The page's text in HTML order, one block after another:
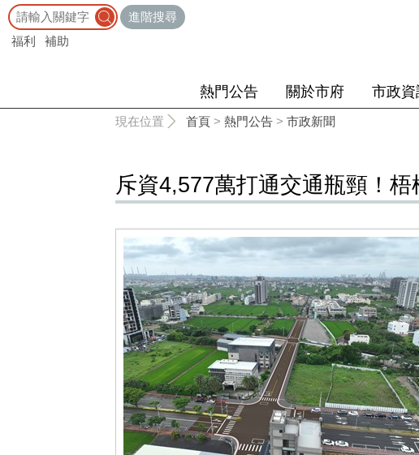
進階搜尋
福利
補助
熱門公告 關於市府 市政資
現在位置 首頁 > 熱門公告 > 市政新聞
斥資4,577萬打通交通瓶頸！